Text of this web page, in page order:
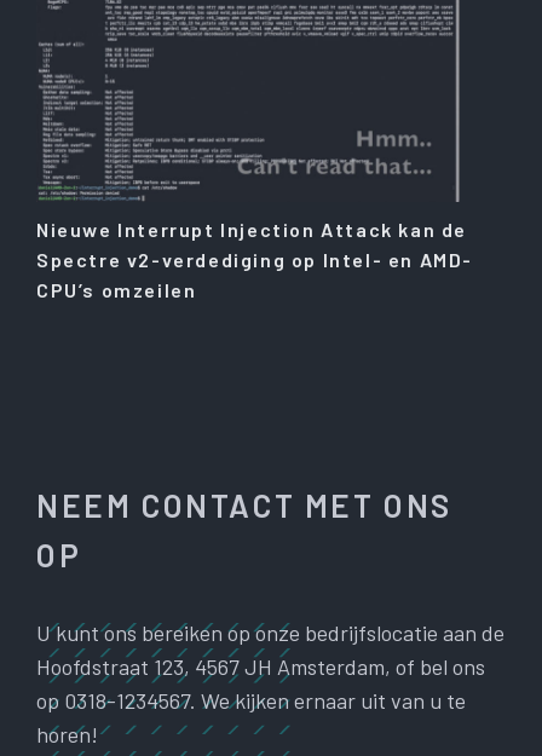
Nieuwe Interrupt Injection Attack kan de
Spectre v2-verdediging op Intel- en AMD-
CPU’s omzeilen
NEEM CONTACT MET ONS
OP
U kunt ons bereiken op onze bedrijfslocatie aan de
Hoofdstraat 123, 4567 JH Amsterdam, of bel ons
op 0318-1234567. We kijken ernaar uit van u te
horen!